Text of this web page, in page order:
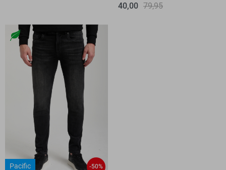
40,00 79,95
Pacific -50%